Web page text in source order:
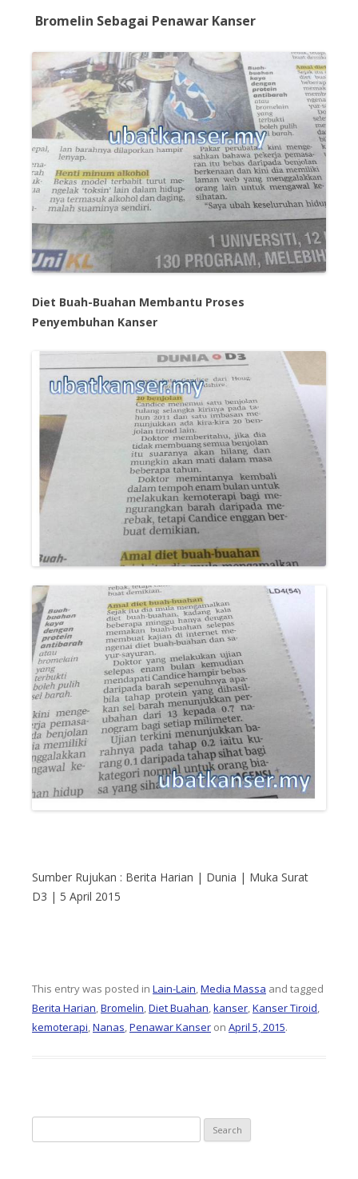
Bromelin Sebagai Penawar Kanser
Diet Buah-Buahan Membantu Proses
Penyembuhan Kanser
Sumber Rujukan : Berita Harian | Dunia | Muka Surat
D3 | 5 April 2015
This entry was posted in Lain-Lain,Media Massa and tagged
Berita Harian,Bromelin,Diet Buahan,kanser,Kanser Tiroid,
kemoterapi,Nanas,Penawar Kanser on April 5, 2015.
e